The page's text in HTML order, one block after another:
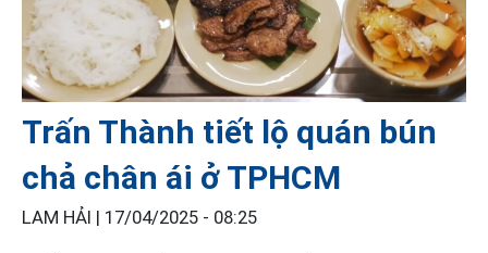
Trấn Thành tiết lộ quán bún
chả chân ái ở TPHCM
LAM HẢI | 17/04/2025 - 08:25